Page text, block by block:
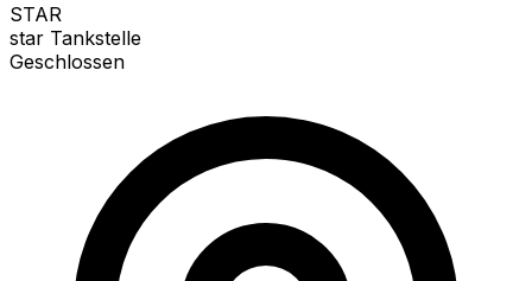
STAR
star Tankstelle
Geschlossen